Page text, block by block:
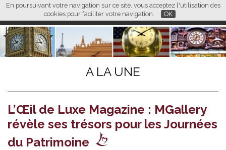
En poursuivant votre navigation sur ce site, vous acceptez l'utilisation des
cookies pour faciliter votre navigation.
OK
FR EN CN
L M
A LA UNE
L’Œil de Luxe Magazine : MGallery
révèle ses trésors pour les Journées
du Patrimoine